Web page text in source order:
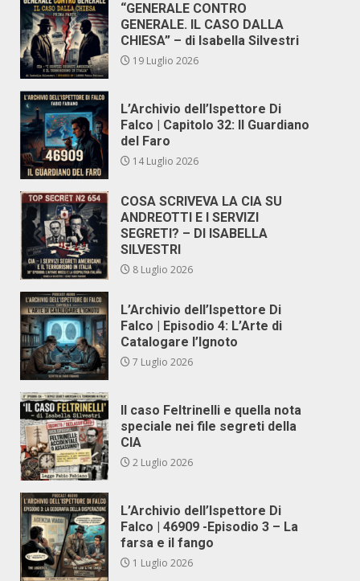
“GENERALE CONTRO
GENERALE. IL CASO DALLA
CHIESA” – di Isabella Silvestri
19 Luglio 2026
L’Archivio dell’Ispettore Di
Falco | Capitolo 32: Il Guardiano
del Faro
14 Luglio 2026
COSA SCRIVEVA LA CIA SU
ANDREOTTI E I SERVIZI
SEGRETI? – DI ISABELLA
SILVESTRI
8 Luglio 2026
L’Archivio dell’Ispettore Di
Falco | Episodio 4: L’Arte di
Catalogare l’Ignoto
7 Luglio 2026
Il caso Feltrinelli e quella nota
speciale nei file segreti della
CIA
2 Luglio 2026
L’Archivio dell’Ispettore Di
Falco | 46909 -Episodio 3 – La
farsa e il fango
1 Luglio 2026